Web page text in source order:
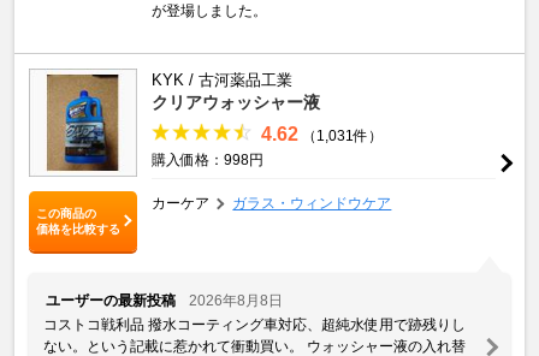
が登場しました。
この商品の
価格を比較する
KYK / 古河薬品工業
クリアウォッシャー液
4.62
（1,031件）
購入価格：998円
カーケア ガラス・ウィンドウケア
ユーザーの最新投稿
2026年8月8日
コストコ戦利品 撥水コーティング車対応、超純水使用で跡残りし
ない。という記載に惹かれて衝動買い。 ウォッシャー液の入れ替